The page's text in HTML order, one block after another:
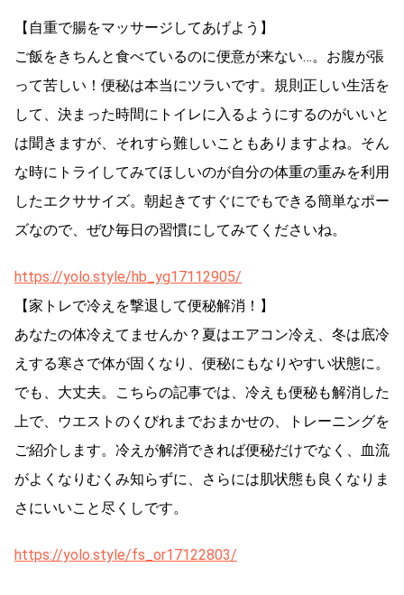
【自重で腸をマッサージしてあげよう】
ご飯をきちんと食べているのに便意が来ない…。お腹が張
って苦しい！便秘は本当にツラいです。規則正しい生活を
して、決まった時間にトイレに入るようにするのがいいと
は聞きますが、それすら難しいこともありますよね。そん
な時にトライしてみてほしいのが自分の体重の重みを利用
したエクササイズ。朝起きてすぐにでもできる簡単なポー
ズなので、ぜひ毎日の習慣にしてみてくださいね。
https://yolo.style/hb_yg17112905/
【家トレで冷えを撃退して便秘解消！】
あなたの体冷えてませんか？夏はエアコン冷え、冬は底冷
えする寒さで体が固くなり、便秘にもなりやすい状態に。
でも、大丈夫。こちらの記事では、冷えも便秘も解消した
上で、ウエストのくびれまでおまかせの、トレーニングを
ご紹介します。冷えが解消できれば便秘だけでなく、血流
がよくなりむくみ知らずに、さらには肌状態も良くなりま
さにいいこと尽くしです。
https://yolo.style/fs_or17122803/